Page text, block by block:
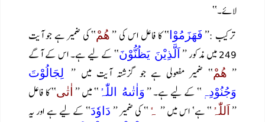
لائے۔‘‘
ترکیب :’’ فَھَزَمُوْا ‘‘ کا فاعل اس کی ’’ھُمْ‘‘ کی ضمیر ہے جو آیت
249 میں مذکور ’’
اَلَّذِیْنَ یَظُنُّوْنَ‘‘ کے لیے ہے۔ اس کے آگے
’’ ھُمْ‘‘ ضمیر مفعولی ہے جو گزشتہ آیت میں ’’لِجَالُوْتَ
وَجُنُوْدِہٖ ‘‘ کے لیے ہے۔ ’’وَاٰتٰىهُ اللّٰہُ ‘‘ میں ’’ اٰتٰی‘‘ کا فاعل
’’ اَللّٰہُ ‘‘ ہے‘ اس میں ’’ہٗ ‘‘ کی ضمیر ’’ دَاوٗدَ‘‘ کے لیے ہے اور یہ